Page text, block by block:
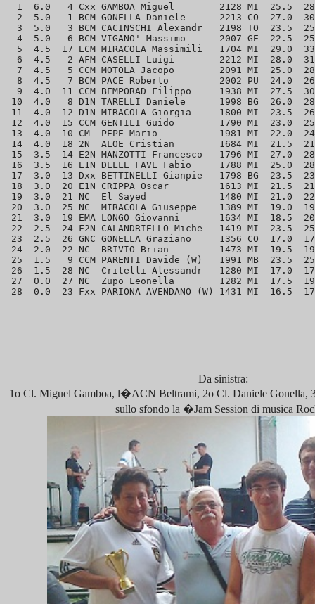
1  6.0   4 Cxx GAMBOA Miguel        2128 MI  25.5
2  5.0   1 BCM GONELLA Daniele      2213 CO  27.0
3  5.0   3 BCM CACINSCHI Alexandr   2198 TO  23.5
4  5.0   6 BCM VIGANO' Massimo      2007 GE  22.5
5  4.5  17 ECM MIRACOLA Massimili   1704 MI  29.0
6  4.5   2 AFM CASELLI Luigi        2212 MI  28.0
7  4.5   5 CCM MOTOLA Jacopo        2091 MI  25.0
8  4.5   7 BCM PACE Roberto         2002 PU  24.0
9  4.0  11 CCM BEMPORAD Filippo     1938 MI  27.5
10  4.0   8 D1N TARELLI Daniele      1998 BG  26.0
11  4.0  12 D1N MIRACOLA Giorgia     1800 MI  23.5
12  4.0  15 CCM GENTILI Guido        1790 MI  23.0
13  4.0  10 CM  PEPE Mario           1981 MI  22.0
14  4.0  18 2N  ALOE Cristian        1684 MI  21.5
15  3.5  14 E2N MANZOTTI Francesco   1796 MI  27.0
16  3.5  16 E1N DELLE FAVE Fabio     1788 MI  25.0
17  3.0  13 Dxx BETTINELLI Gianpie   1798 BG  23.5
18  3.0  20 E1N CRIPPA Oscar         1613 MI  21.5
19  3.0  21 NC  El Sayed             1480 MI  21.0
20  3.0  25 NC  MIRACOLA Giuseppe    1389 MI  19.0
21  3.0  19 EMA LONGO Giovanni       1634 MI  18.5
22  2.5  24 F2N CALANDRIELLO Miche   1419 MI  23.5
23  2.5  26 GNC GONELLA Graziano     1356 CO  17.0
24  2.0  22 NC  BRIVIO Brian         1473 MI  19.5
25  1.5   9 CCM PARENTI Davide (W)   1991 MB  23.5
26  1.5  28 NC  Critelli Alessandr   1280 MI  17.0
27  0.0  27 NC  Zupo Leonella        1282 MI  17.5
Da sinistra:
1o Cl. Miguel Gamboa, l�ACN Beltrami, 2o Cl. Daniele Gonella,
sullo sfondo la �Jam Session di musica